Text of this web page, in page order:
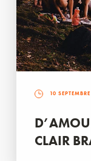
10
CLAIR